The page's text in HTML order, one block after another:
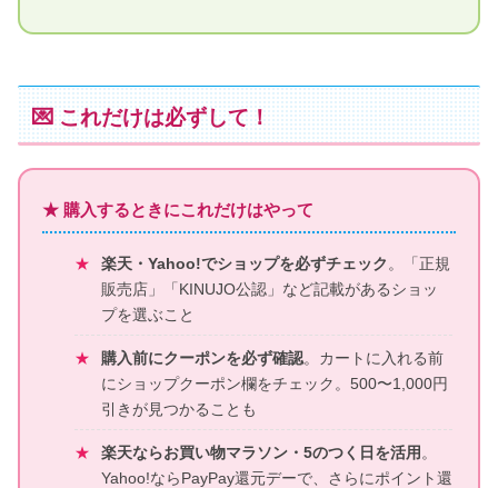
💌 これだけは必ずして！
★ 購入するときにこれだけはやって
楽天・Yahoo!でショップを必ずチェック 。「正規
販売店」「KINUJO公認」など記載があるショッ
プを選ぶこと
購入前にクーポンを必ず確認。カートに入れる前
にショップクーポン欄をチェック。500〜1,000円
引きが見つかることも
楽天ならお買い物マラソン・5のつく日を活用。
Yahoo!ならPayPay還元デーで、さらにポイント還